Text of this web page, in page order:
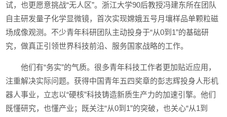
试，也更愿意挑战“无人区”。浙江大学90后教授冯建东所在团队
自主研发量子化学显微镜，首次实现嫦娥五号月壤样品单颗粒磁
场成像观测。不少青年科研团队主动投身于“从0到1”的基础研
究，做真正引领世界科技前沿、服务国家战略的工作。
他们有“务实”的气质。很多青年科技工作者更加贴近应用，
注重解决实际问题。获得中国青年五四奖章的彭志辉投身人形机
器人事业，立志以“硬核”科技铸造新质生产力的加速引擎。他们
既懂研究，也懂产业；既关注“从0到1”的突破，也关心“从1到